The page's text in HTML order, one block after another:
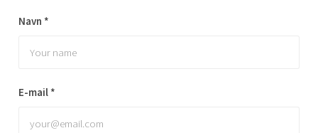
Navn *
E-mail *